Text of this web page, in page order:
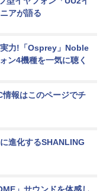
アが語る
力!「Osprey」Noble
ン4機種を一気に聴く
報はこのページでチ
進化するSHANLING